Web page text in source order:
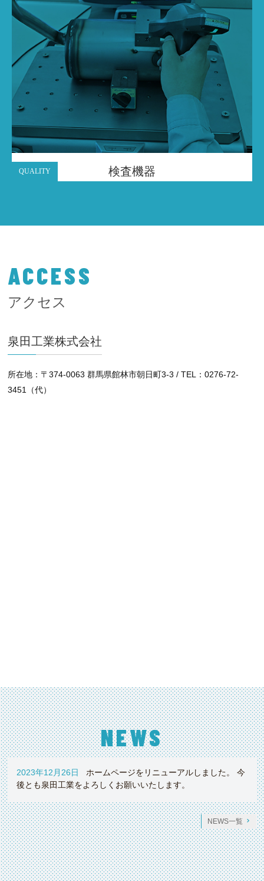
検査機器
QUALITY
ACCESS
アクセス
泉田工業株式会社
所在地：〒374-0063 群馬県館林市朝日町3-3 / TEL：0276-72-
3451（代）
NEWS
2023年12月26日
ホームページをリニューアルしました。 今
後とも泉田工業をよろしくお願いいたします。
NEWS一覧